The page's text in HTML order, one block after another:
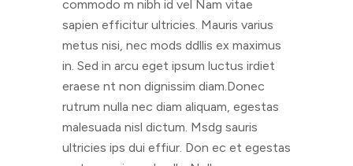
commodo m nibh id vel Nam vitae
sapien efficitur ultricies. Mauris varius
metus nisi, nec mods ddllis ex maximus
in. Sed in arcu eget ipsum luctus irdiet
eraese nt non dignissim diam.Donec
rutrum nulla nec diam aliquam, egestas
malesuada nisl dictum. Msdg sauris
ultricies ips dui effiur. Don ec et egestas